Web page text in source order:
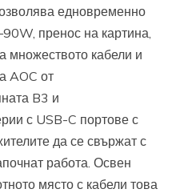
едновременно
пренос на картина,
множеството кабели и
AOC от
B3 и
с USB-C портове с
да се свържат с
работа. Освен
място с кабели това